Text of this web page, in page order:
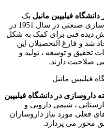
فیلیپین مانیل یک
برنامه 5 ساله است و لیسانس داروسازی صنعتی در سال 1951 در
دیده فنی برای کمک به شکل
شد و فارغ التحصیلان این
تحقیق و توسعه ، تولید و
صلاحیت دارند.
داروسازی در دانشگاه فیلیپین
، شیمی دارویی و
فعلی مورد نیاز داروسازان
محور می پردازد.